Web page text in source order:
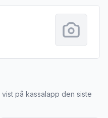
på kassalapp den siste